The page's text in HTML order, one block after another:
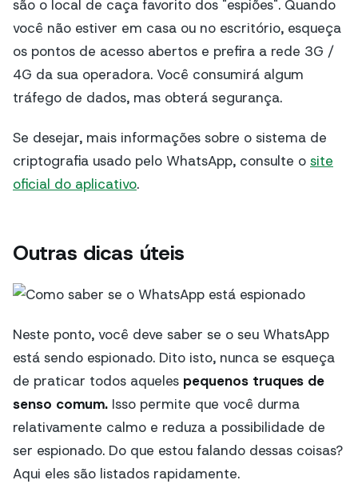
são o local de caça favorito dos "espiões". Quando
você não estiver em casa ou no escritório, esqueça
os pontos de acesso abertos e prefira a rede 3G /
4G da sua operadora. Você consumirá algum
tráfego de dados, mas obterá segurança.
Se desejar, mais informações sobre o sistema de
criptografia usado pelo WhatsApp, consulte o site
oficial do aplicativo.
Outras dicas úteis
Neste ponto, você deve saber se o seu WhatsApp
está sendo espionado. Dito isto, nunca se esqueça
de praticar todos aqueles pequenos truques de
senso comum. Isso permite que você durma
relativamente calmo e reduza a possibilidade de
ser espionado. Do que estou falando dessas coisas?
Aqui eles são listados rapidamente.